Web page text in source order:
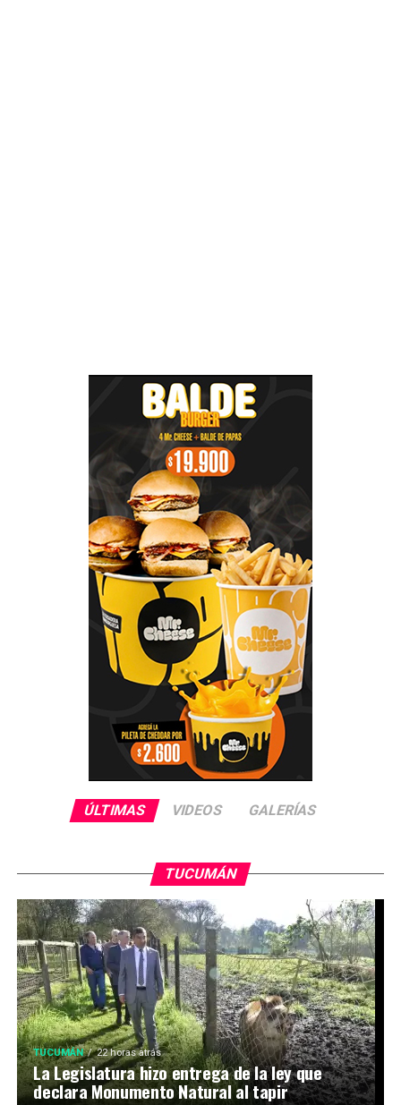
ÚLTIMAS VIDEOS GALERÍAS
TUCUMÁN
TUCUMÁN 22 horas atrás
La Legislatura hizo entrega de la ley que
declara Monumento Natural al tapir